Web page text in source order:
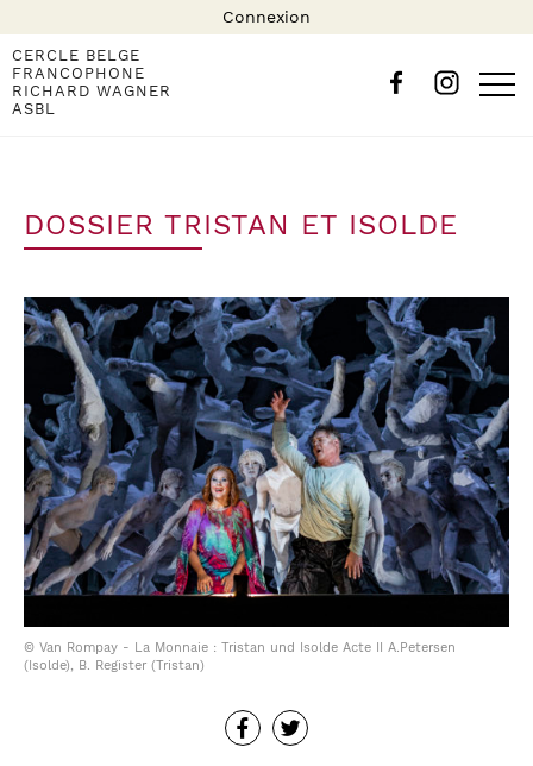
Connexion
CERCLE BELGE
FRANCOPHONE
RICHARD WAGNER
ASBL
DOSSIER TRISTAN ET ISOLDE
© Van Rompay - La Monnaie : Tristan und Isolde Acte II A.Petersen
(Isolde), B. Register (Tristan)